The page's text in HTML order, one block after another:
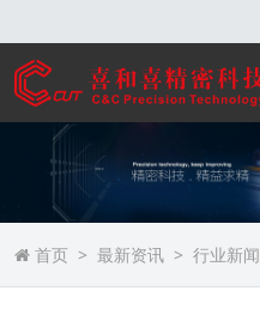
首页 最新资讯 行业新闻